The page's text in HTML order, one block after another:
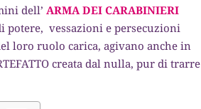
dell’ARMA DEI CARABINIERI
potere, vessazioni e persecuzioni
loro ruolo carica, agivano anche in
creata dal nulla, pur di trarre